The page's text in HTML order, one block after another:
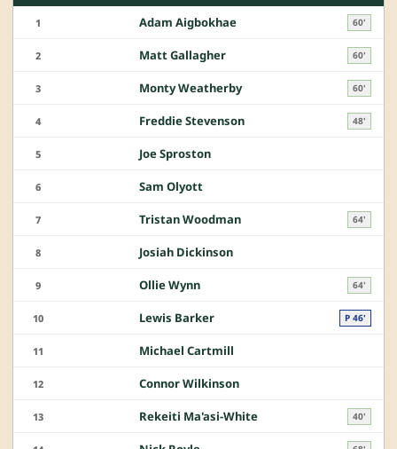
1 Adam Aigbokhae 60'
2 Matt Gallagher 60'
3 Monty Weatherby 60'
4 Freddie Stevenson 48'
5 Joe Sproston
6 Sam Olyott
7 Tristan Woodman 64'
8 Josiah Dickinson
9 Ollie Wynn 64'
10 Lewis Barker P 46'
11 Michael Cartmill
12 Connor Wilkinson
13 Rekeiti Ma'asi-White 40'